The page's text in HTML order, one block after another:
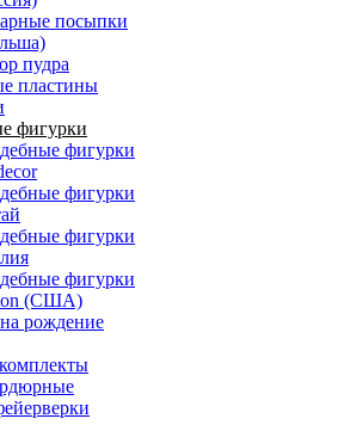
посыпки
пудра
пластины
фигурки
фигурки
фигурки
фигурки
фигурки
(США)
рождение